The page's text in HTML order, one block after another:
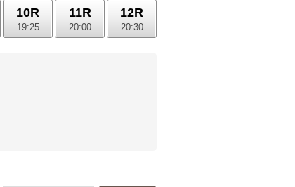
10R
19:25
11R
20:00
12R
20:30